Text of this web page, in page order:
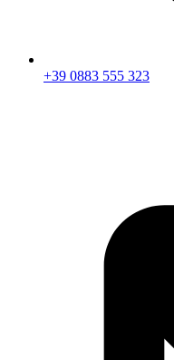
+39 0883 555 323